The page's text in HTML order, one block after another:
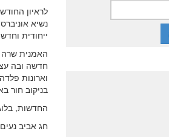
לראיון
נשיא
ייחודית
האמנית שרה
חדשה ובה
וארונות
בניקוב חור
החדשות,
חג אביב נעים